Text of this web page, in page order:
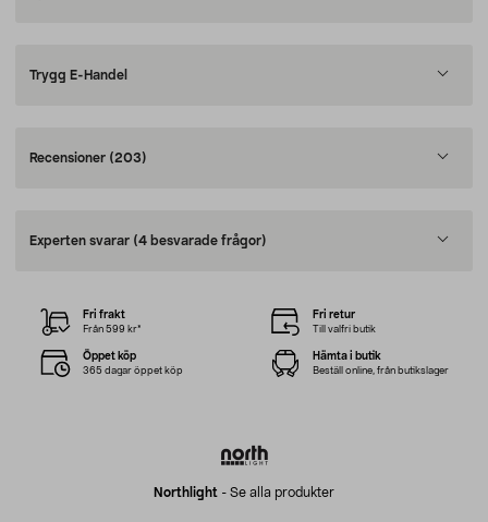
Trygg E-Handel
Recensioner (203)
Experten svarar (4 besvarade frågor)
Northlight - Se alla produkter
Fri frakt
Från 599 kr*
Fri retur
Till valfri butik
Öppet köp
365 dagar öppet köp
Hämta i butik
Beställ online, från butikslager